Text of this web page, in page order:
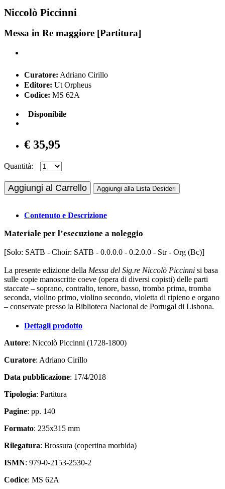
Niccolò Piccinni
Messa in Re maggiore [Partitura]
Curatore: Adriano Cirillo
Editore: Ut Orpheus
Codice: MS 62A
Disponibile
€ 35,95
Quantità:
Aggiungi al Carrello Aggiungi alla Lista Desideri
Contenuto e Descrizione
Materiale per l’esecuzione a noleggio
[Solo: SATB - Choir: SATB - 0.0.0.0 - 0.2.0.0 - Str - Org (Bc)]
La presente edizione della Messa del Sig.re Niccolò Piccinni si basa
sulle copie manoscritte coeve (opera di diversi copisti) delle parti
staccate – soprano, contralto, tenore, basso, tromba prima, tromba
seconda, violino primo, violino secondo, violetta di ripieno e organo
– conservate presso la Biblioteca Nacional de Portugal di Lisbona.
Dettagli prodotto
Autore: Niccolò Piccinni (1728-1800)
Curatore: Adriano Cirillo
Data pubblicazione: 17/4/2018
Tipologia: Partitura
Pagine: pp. 140
Formato: 235x315 mm
Rilegatura: Brossura (copertina morbida)
ISMN: 979-0-2153-2530-2
Codice: MS 62A